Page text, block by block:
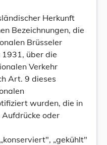
Herkunft
Bezeichnungen, die
Brüsseler
über die
Verkehr
Art. 9 dieses
wurden, die in
oder
„gekühlt"